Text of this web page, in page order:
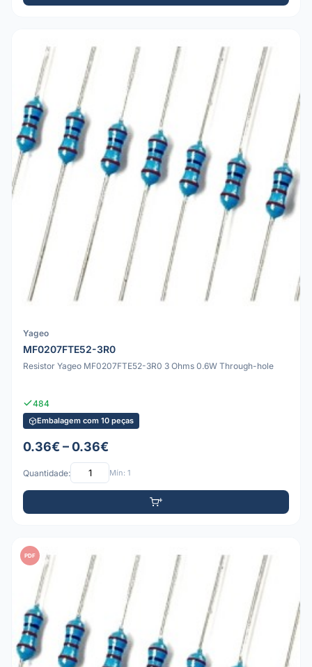
Yageo
MF0207FTE52-3R0
Resistor Yageo MF0207FTE52-3R0 3 Ohms 0.6W Through-hole
484
Embalagem com 10 peças
0.36€ – 0.36€
Quantidade: Mín: 1
PDF